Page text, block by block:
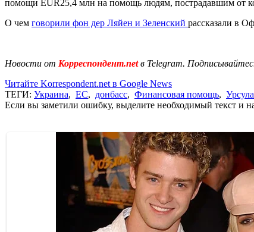
помощи EUR25,4 млн на помощь людям, пострадавшим от
О чем говорили фон дер Ляйен и Зеленский рассказали в
Новости от Корреспондент.netв Telegram.
Читайте Korrespondent.net в Google News
ТЕГИ: Украина, ЕС, донбасс, Финансовая помощь,
Если вы заметили ошибку, выделите необходимый текст и